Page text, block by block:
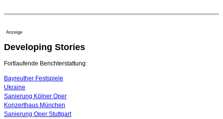
Dirigent Nicolás Pasquet mit Würth-Preis der
Jeunesses Musicales ausgezeichnet
07. August 2026 - 13:20 Uhr
Anzeige
Developing Stories
Fortlaufende Berichterstattung:
Bayreuther Festspiele
Ukraine
Sanierung Kölner Oper
Konzerthaus München
Sanierung Oper Stuttgart